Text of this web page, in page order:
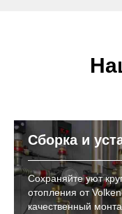
Сборка и
Сохраняйте уют
отопления от
качественный